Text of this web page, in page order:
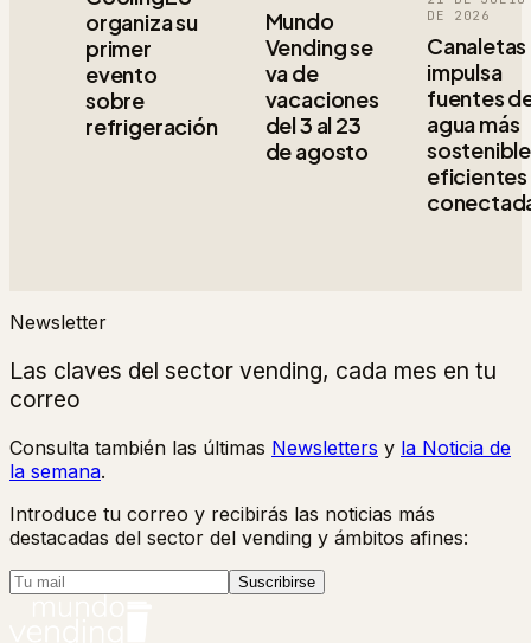
organiza su
primer
evento
sobre
refrigeración
Mundo
Vending se
va de
vacaciones
del 3 al 23
de agosto
DE 2026
Canaletas
impulsa
fuentes
agua más
eficientes
Newsletter
Las claves del sector vending, cada mes en tu
correo
Consulta también las últimas Newsletters y la Noticia de
la semana.
Introduce tu correo y recibirás las noticias más
destacadas del sector del vending y ámbitos afines:
Suscribirse